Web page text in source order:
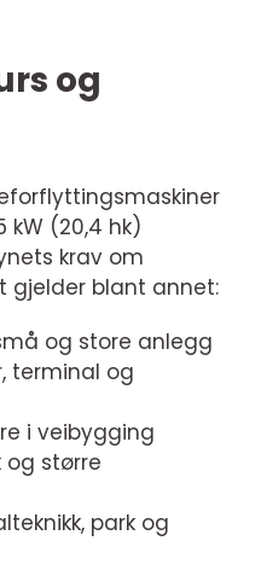
og
kW (20,4 hk)
krav om
gjelder blant annet:
og store anlegg
terminal og
i veibygging
og større
park og